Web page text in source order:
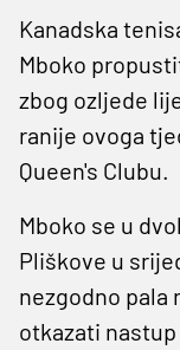
Kanadska
Mboko
zbog ozljede
ranije ovoga
Queen's Clubu.
Mboko se u
Pliškove u
nezgodno pala
otkazati